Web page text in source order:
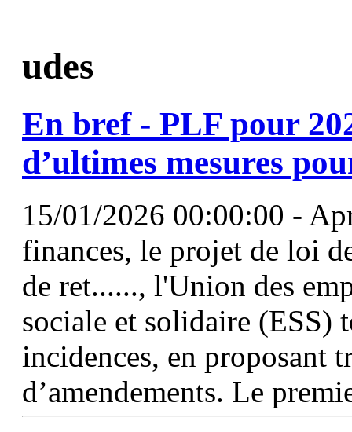
udes
En bref - PLF pour
d’ultimes mesures
15/01/2026 00:00:00 -
finances, le projet de loi
de ret......, l'Union des
sociale et solidaire (ESS)
incidences, en proposant
d’amendements. Le